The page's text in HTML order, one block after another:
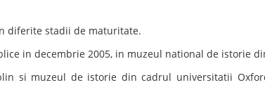
diferite stadii de maturitate.
in decembrie 2005, in muzeul national de istorie
si muzeul de istorie din cadrul universitatii